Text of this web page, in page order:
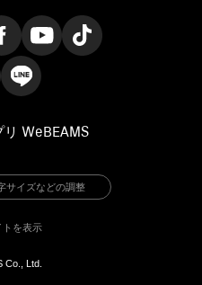
WeBEAMS
サイズなどの調整
トを表示
Co., Ltd.